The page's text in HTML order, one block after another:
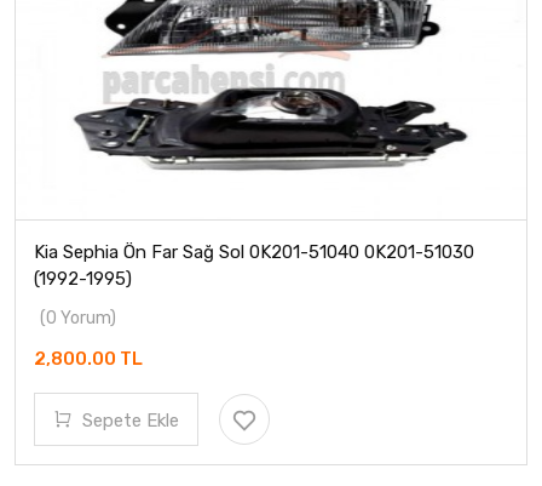
Kia Sephia Ön Far Sağ Sol 0K201-51040 0K201-51030
(1992-1995)
(0 Yorum)
2,800.00 TL
Sepete Ekle